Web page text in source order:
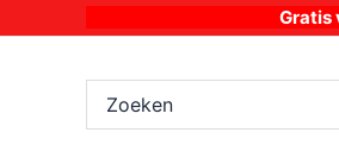
Gratis verzending
naar: